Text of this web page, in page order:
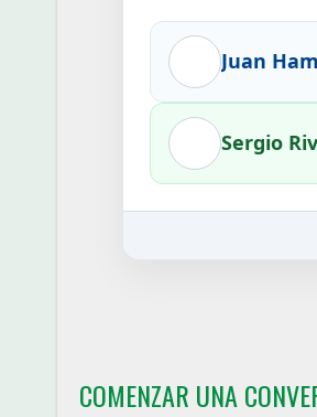
Juan
Sergio
COMENZAR UNA